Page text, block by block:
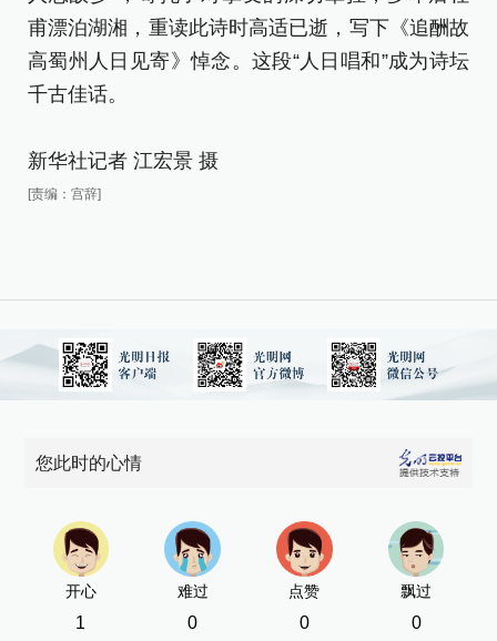
甫漂泊湖湘，重读此诗时高适已逝，写下《追酬故
高蜀州人日见寄》悼念。这段“人日唱和”成为诗坛
千古佳话。
新华社记者 江宏景 摄
[责编：宫辞]
您此时的心情
开心
1
难过
0
点赞
0
飘过
0